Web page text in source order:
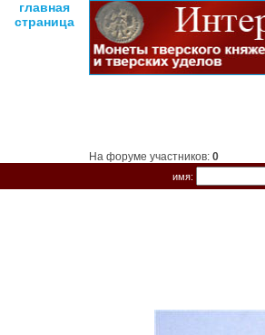
главная
страница
На форуме участников: 0
имя: